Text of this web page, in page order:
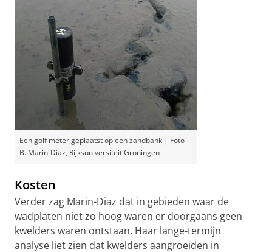
Een golf meter geplaatst op een zandbank | Foto
B. Marin-Diaz, Rijksuniversiteit Groningen
Kosten
Verder zag Marin-Diaz dat in gebieden waar de
wadplaten niet zo hoog waren er doorgaans geen
kwelders waren ontstaan. Haar lange-termijn
analyse liet zien dat kwelders aangroeiden in